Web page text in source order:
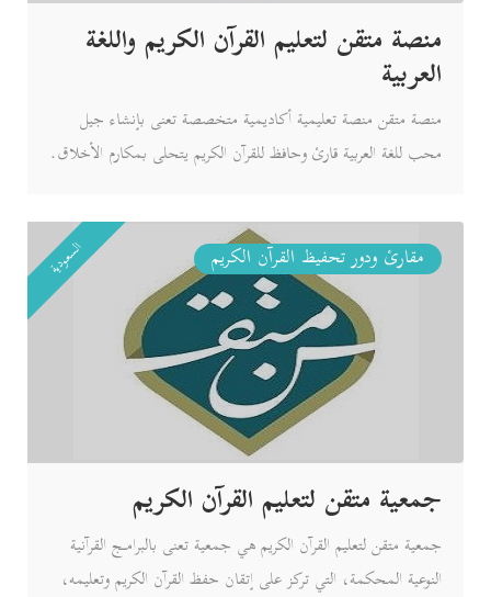
منصة متقن لتعليم القرآن الكريم واللغة
العربية
منصة متقن منصة تعليمية أكاديمية متخصصة تعنى بإنشاء جيل
محب للغة العربية قارئ وحافظ للقرآن الكريم يتحلى بمكارم الأخلاق.
مقارئ ودور تحفيظ القرآن الكريم السعودية
جمعية متقن لتعليم القرآن الكريم
جمعية متقن لتعليم القرآن الكريم هي جمعية تعنى بالبرامـج القرآنية
النوعية المحكمة، التي تركز على إتقان حفظ القرآن الكريم وتعليمه،